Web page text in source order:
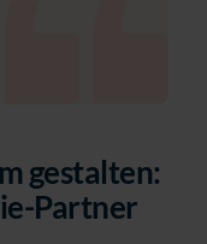
gestalten:
Partner